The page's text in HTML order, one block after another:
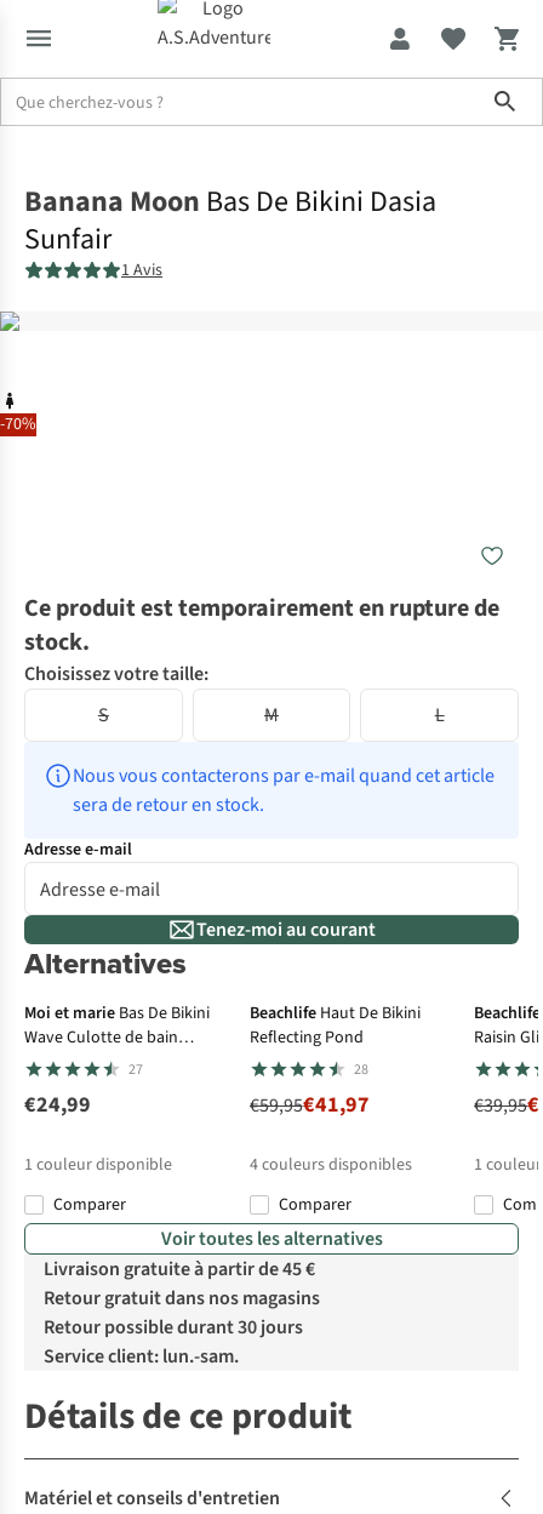
-70%
Banana Moon Bas De Bikini Dasia
Sunfair
1 Avis
Ce produit est temporairement en rupture de
stock.
Choisissez votre taille:
S
M L
Nous vous contacterons par e-mail quand cet article
sera de retour en stock.
Adresse e-mail
Tenez-moi au courant
Alternatives
Culotte menstruelle
Moi et marie Bas De Bikini
Wave Culotte de bain
menstruelle Taille basse
27
€24,99
1 couleur disponible
Comparer
Beachlife Haut De Bikini
Reflecting Pond
28
€59,95€41,97
4couleurs disponibles
%
Comparer
Beachlife
Raisin
€39,95
1
Voir toutes les alternatives
Livraison gratuite à partir de 45 €
Retour gratuit dans nos magasins
Retour possible durant 30 jours
Service client: lun.-sam.
Détails de ce produit
Matériel et conseils d'entretien